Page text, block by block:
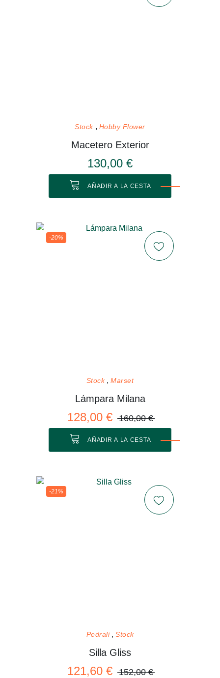
Stock Hobby Flower
Macetero Exterior
130,00 €
AÑADIR A LA CESTA
-20%
Stock Marset
Lámpara Milana
128,00 € 160,00 €
AÑADIR A LA CESTA
-21%
Pedrali Stock
Silla Gliss
121,60 € 152,00 €